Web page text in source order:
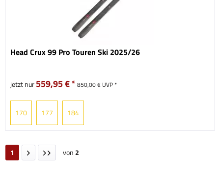
Head Crux 99 Pro Touren Ski 2025/26
jetzt nur559,95 € * 850,00 € UVP *
170 177 184
1 von 2